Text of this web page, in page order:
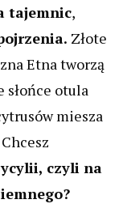
tajemnic,
Złote
Etna tworzą
słońce otula
miesza
czyli na